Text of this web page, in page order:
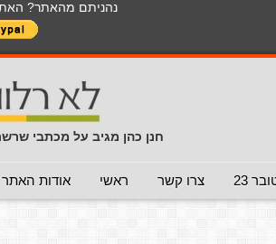
נהניתם מהאתר?
חנן כהן מגיב על מכתבי
23 צרו קשר ראשי אודות האתר